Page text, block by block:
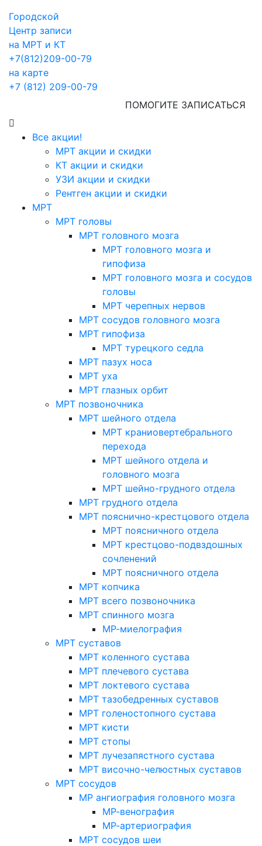
Городской
Центр записи
на МРТ и КТ
+7(812)209-00-79
на карте
+7 (812) 209-00-79
ПОМОГИТЕ ЗАПИСАТЬСЯ
Все акции!
МРТ акции и скидки
КТ акции и скидки
УЗИ акции и скидки
Рентген акции и скидки
МРТ
МРТ головы
МРТ головного мозга
МРТ головного мозга и
гипофиза
МРТ головного мозга и сосудов
головы
МРТ черепных нервов
МРТ сосудов головного мозга
МРТ гипофиза
МРТ турецкого седла
МРТ пазух носа
МРТ уха
МРТ глазных орбит
МРТ позвоночника
МРТ шейного отдела
МРТ краниовертебрального
перехода
МРТ шейного отдела и
головного мозга
МРТ шейно-грудного отдела
МРТ грудного отдела
МРТ пояснично-крестцового отдела
МРТ поясничного отдела
МРТ крестцово-подвздошных
сочленений
МРТ поясничного отдела
МРТ копчика
МРТ всего позвоночника
МРТ спинного мозга
МР-миелография
МРТ суставов
МРТ коленного сустава
МРТ плечевого сустава
МРТ локтевого сустава
МРТ тазобедренных суставов
МРТ голеностопного сустава
МРТ кисти
МРТ стопы
МРТ лучезапястного сустава
МРТ височно-челюстных суставов
МРТ сосудов
МР ангиография головного мозга
МР-венография
МР-артериография
МРТ сосудов шеи